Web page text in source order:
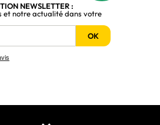
NEWSLETTER :
et notre actualité dans votre
OK